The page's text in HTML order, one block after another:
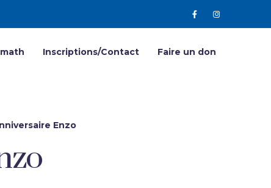
Inscriptions/Contact Faire un don
Enzo